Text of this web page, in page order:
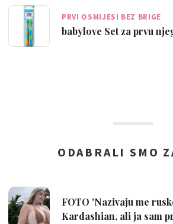
PRVI OSMIJESI BEZ BRIGE
babylove Set za prvu